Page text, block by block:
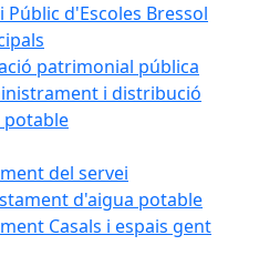
Públic d'Escoles Bressol
patrimonial pública
i distribució
potable
del servei
d'aigua potable
Casals i espais gent